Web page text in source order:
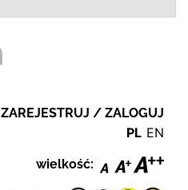
ZAREJESTRUJ / ZALOGUJ
PL EN
wielkość: